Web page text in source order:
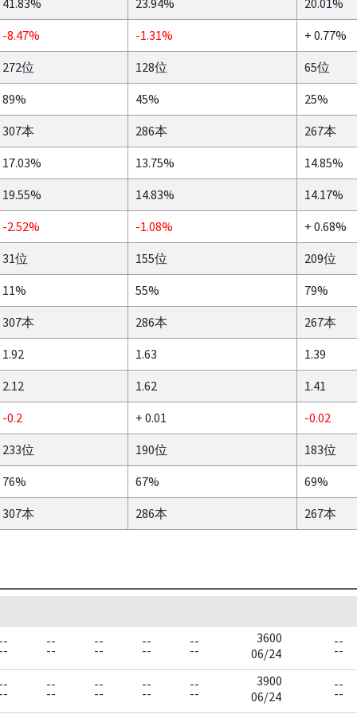
-8.47%
-1.31%
+ 0.77%
272位
128位
65位
89%
45%
25%
307本
286本
267本
17.03%
13.75%
14.85%
19.55%
14.83%
14.17%
-2.52%
-1.08%
+ 0.68%
31位
155位
209位
11%
55%
79%
307本
286本
267本
1.92
1.63
1.39
2.12
1.62
1.41
-0.2
+ 0.01
-0.02
233位
190位
183位
76%
67%
69%
307本
286本 267本
--
--
--
--
--
--
--
--
3600
06/24
--
--
--
--
--
--
--
--
--
--
3900
06/24
--
--